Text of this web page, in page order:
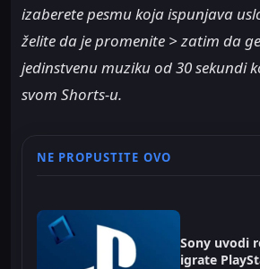
izaberete pesmu koja ispunjava
želite da je promenite > zatim da
jedinstvenu muziku od 30 sekundi
svom Shorts-u.
NE PROPUSTITE OVO
Sony uvodi
igrate